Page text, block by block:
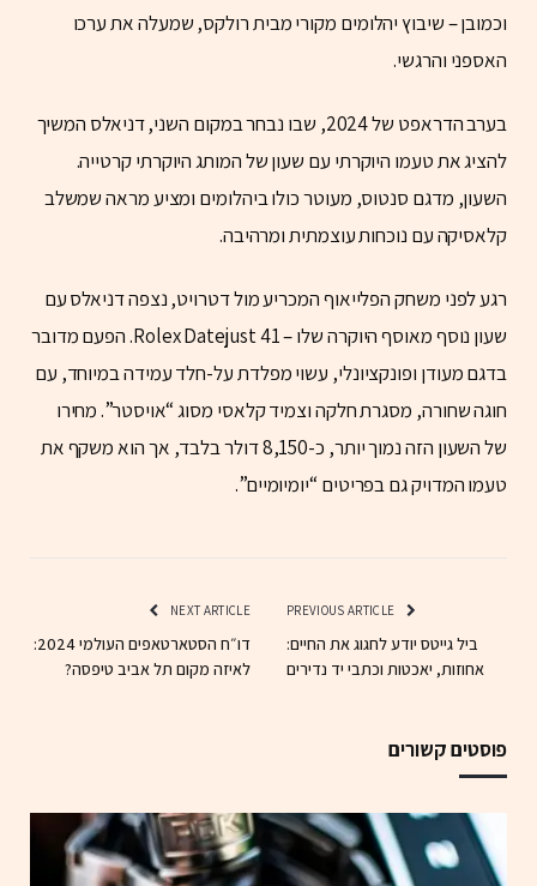
וכמובן – שיבוץ יהלומים מקורי מבית רולקס, שמעלה את ערכו
האספני והרגשי.
בערב הדראפט של 2024, שבו נבחר במקום השני, דניאלס המשיך
להציג את טעמו היוקרתי עם שעון של המותג היוקרתי קרטייה.
השעון, מדגם סנטוס, מעוטר כולו ביהלומים ומציע מראה שמשלב
קלאסיקה עם נוכחות עוצמתית ומרהיבה.
רגע לפני משחק הפלייאוף המכריע מול דטרויט, נצפה דניאלס עם
שעון נוסף מאוסף היוקרה שלו – Rolex Datejust 41. הפעם מדובר
בדגם מעודן ופונקציונלי, עשוי מפלדת על-חלד עמידה במיוחד, עם
חוגה שחורה, מסגרת חלקה וצמיד קלאסי מסוג “אויסטר”. מחירו
של השעון הזה נמוך יותר, כ-8,150 דולר בלבד, אך הוא משקף את
טעמו המדויק גם בפריטים “יומיומיים”.
ביל גייטס יודע לחגוג את החיים:
אחוזות, יאכטות וכתבי יד נדירים
NEXT ARTICLE
דו״ח הסטארטאפים העולמי 2024:
לאיזה מקום תל אביב טיפסה?
פוסטים קשורים